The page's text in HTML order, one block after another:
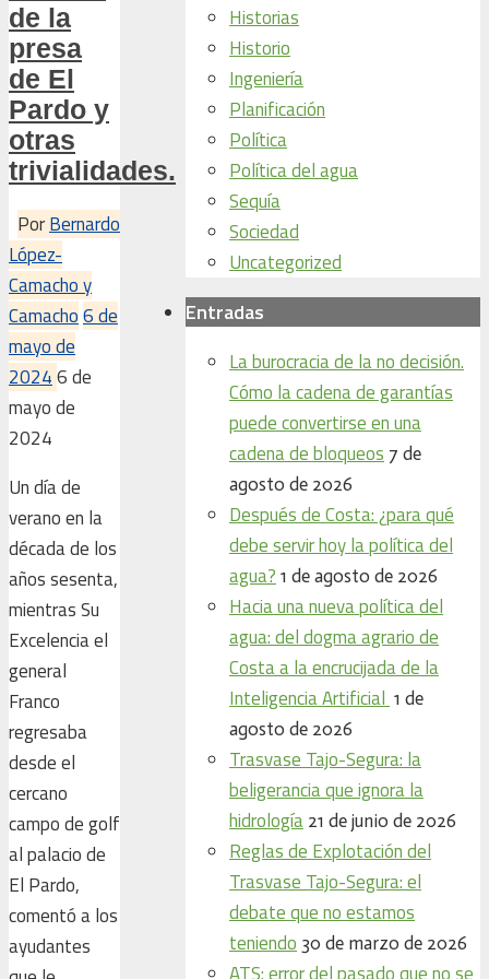
de la
presa
de El
Pardo y
otras
trivialidades.
PorBernardo
López-
Camacho y
Camacho6 de
mayo de
20246 de
mayo de
2024
Un día de
verano en la
década de los
años sesenta,
mientras Su
Excelencia el
general
Franco
regresaba
desde el
cercano
campo de golf
al palacio de
El Pardo,
comentó a los
ayudantes
Historias
Historio
Ingeniería
Planificación
Política
Política del agua
Sequía
Sociedad
Uncategorized
Entradas
La burocracia de la no decisión.
Cómo la cadena de garantías
puede convertirse en una
cadena de bloqueos 7 de
agosto de 2026
Después de Costa: ¿para qué
debe servir hoy la política del
agua? 1 de agosto de 2026
Hacia una nueva política del
agua: del dogma agrario de
Costa a la encrucijada de la
Inteligencia Artificial 1 de
agosto de 2026
Trasvase Tajo-Segura: la
beligerancia que ignora la
hidrología 21 de junio de 2026
Reglas de Explotación del
Trasvase Tajo-Segura: el
debate que no estamos
teniendo 30 de marzo de 2026